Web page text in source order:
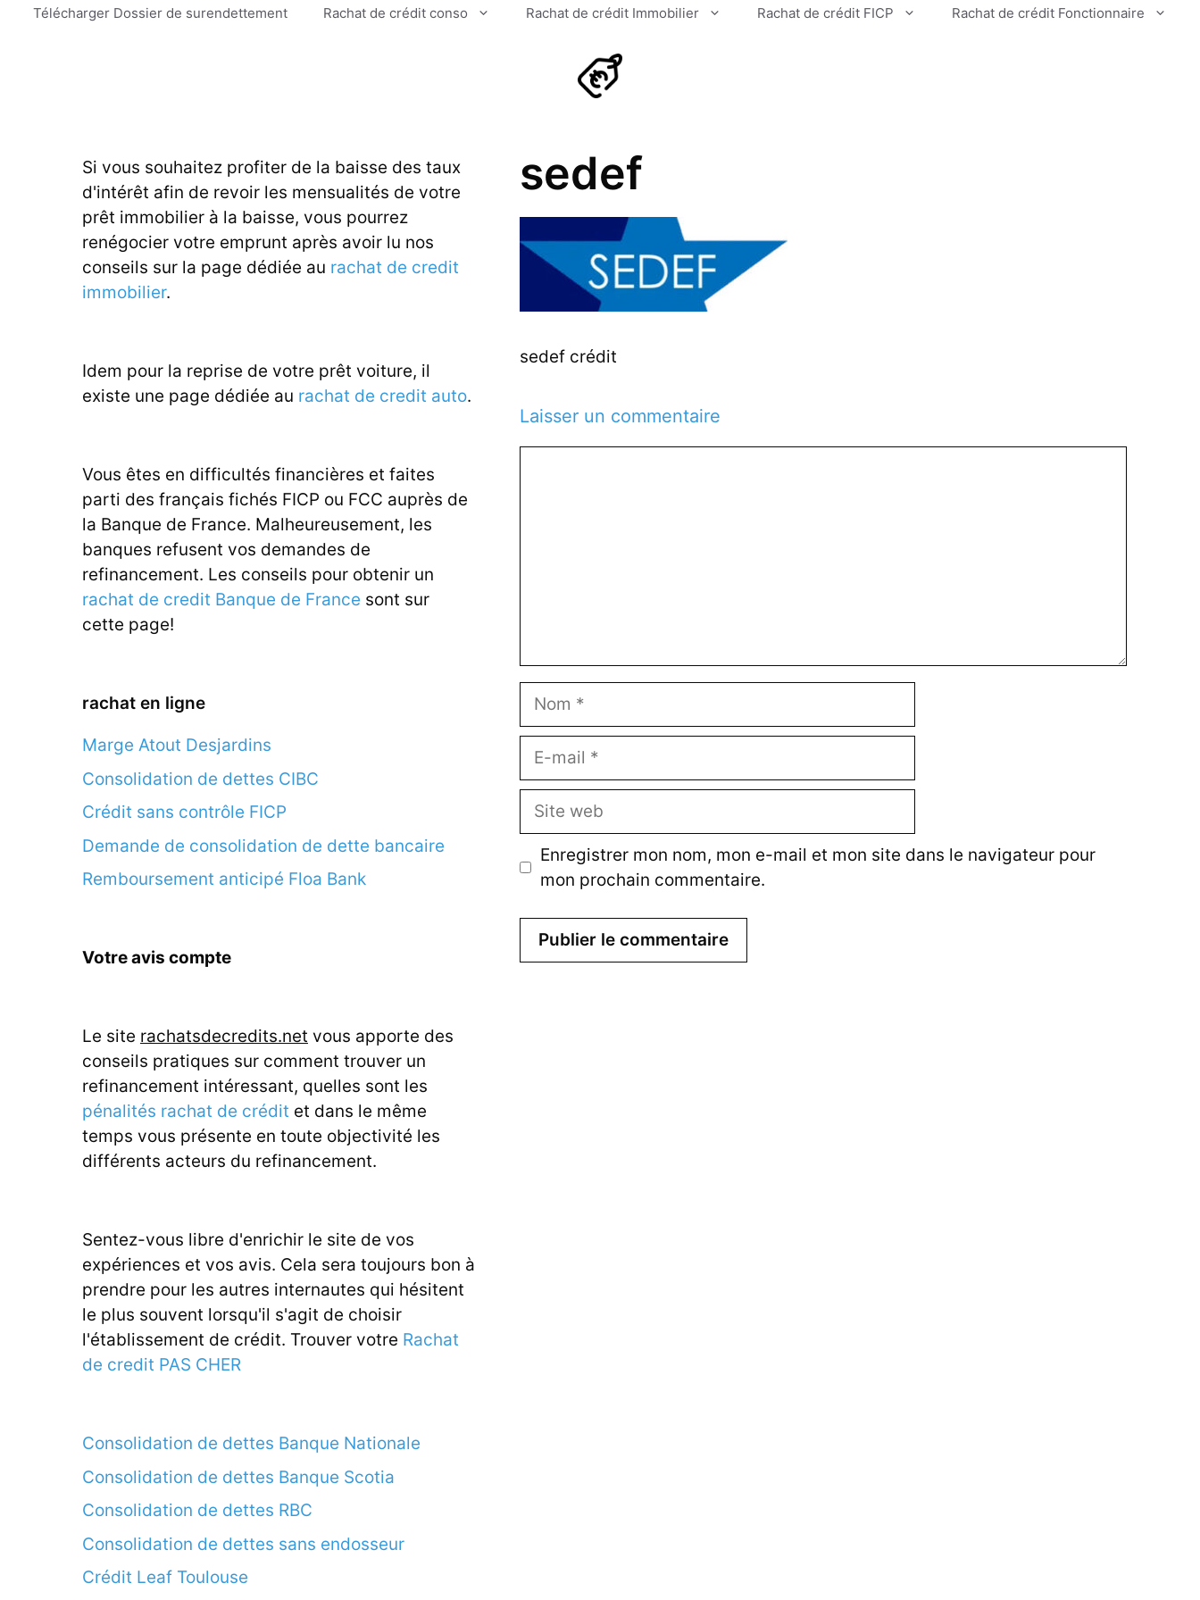
AllerTélécharger Dossier de surendettement Rachat de crédit conso Rachat de crédit Immobilier Rachat de crédit FICP Rachat de crédit Fonctionnaire
sedef
sedef crédit
Laisser un commentaire
Nom
E-
Site
web
Enregistrer mon nom, mon e-mail et mon site dans le navigateur pour
mon prochain commentaire.
Si vous souhaitez profiter de la baisse des taux
d'intérêt afin de revoir les mensualités de votre
prêt immobilier à la baisse, vous pourrez
renégocier votre emprunt après avoir lu nos
conseils sur la page dédiée au rachat de credit
immobilier.
Idem pour la reprise de votre prêt voiture, il
existe une page dédiée au rachat de credit auto.
Vous êtes en difficultés financières et faites
parti des français fichés FICP ou FCC auprès de
la Banque de France. Malheureusement, les
banques refusent vos demandes de
refinancement. Les conseils pour obtenir un
rachat de credit Banque de France sont sur
cette page!
rachat en ligne
Marge Atout Desjardins
Consolidation de dettes CIBC
Crédit sans contrôle FICP
Demande de consolidation de dette bancaire
Remboursement anticipé Floa Bank
Votre avis compte
Le site rachatsdecredits.net vous apporte des
conseils pratiques sur comment trouver un
refinancement intéressant, quelles sont les
pénalités rachat de crédit et dans le même
temps vous présente en toute objectivité les
différents acteurs du refinancement.
Sentez-vous libre d'enrichir le site de vos
expériences et vos avis. Cela sera toujours bon à
prendre pour les autres internautes qui hésitent
le plus souvent lorsqu'il s'agit de choisir
l'établissement de crédit. Trouver votre Rachat
de credit PAS CHER
Consolidation de dettes Banque Nationale
Consolidation de dettes Banque Scotia
Consolidation de dettes RBC
Consolidation de dettes sans endosseur
Crédit Leaf Toulouse